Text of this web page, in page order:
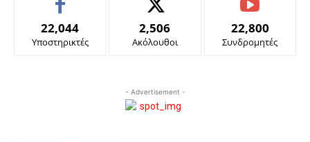
22,044
Υποστηρικτές
2,506
Ακόλουθοι
22,800
Συνδρομητές
- Advertisement -